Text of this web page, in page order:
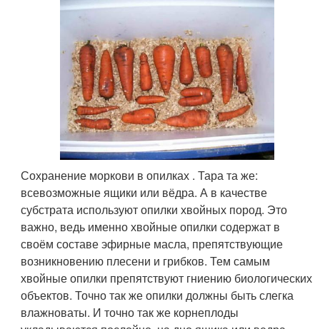
Сохранение моркови в опилках . Тара та же:
всевозможные ящики или вёдра. А в качестве
субстрата используют опилки хвойных пород. Это
важно, ведь именно хвойные опилки содержат в
своём составе эфирные масла, препятствующие
возникновению плесени и грибков. Тем самым
хвойные опилки препятствуют гниению биологических
объектов. Точно так же опилки должны быть слегка
влажноваты. И точно так же корнеплоды